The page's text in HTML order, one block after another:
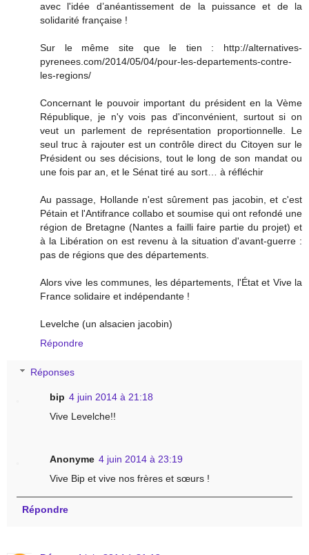
avec l'idée d’anéantissement de la puissance et de la
solidarité française !
Sur le même site que le tien : http://alternatives-
pyrenees.com/2014/05/04/pour-les-departements-contre-
les-regions/
Concernant le pouvoir important du président en la Vème
République, je n'y vois pas d'inconvénient, surtout si on
veut un parlement de représentation proportionnelle. Le
seul truc à rajouter est un contrôle direct du Citoyen sur le
Président ou ses décisions, tout le long de son mandat ou
une fois par an, et le Sénat tiré au sort… à réfléchir
Au passage, Hollande n'est sûrement pas jacobin, et c'est
Pétain et l'Antifrance collabo et soumise qui ont refondé une
région de Bretagne (Nantes a failli faire partie du projet) et
à la Libération on est revenu à la situation d'avant-guerre :
pas de régions que des départements.
Alors vive les communes, les départements, l'État et Vive la
France solidaire et indépendante !
Levelche (un alsacien jacobin)
Répondre
Réponses
bip 4 juin 2014 à 21:18
Vive Levelche!!
Anonyme 4 juin 2014 à 23:19
Vive Bip et vive nos frères et sœurs !
Répondre